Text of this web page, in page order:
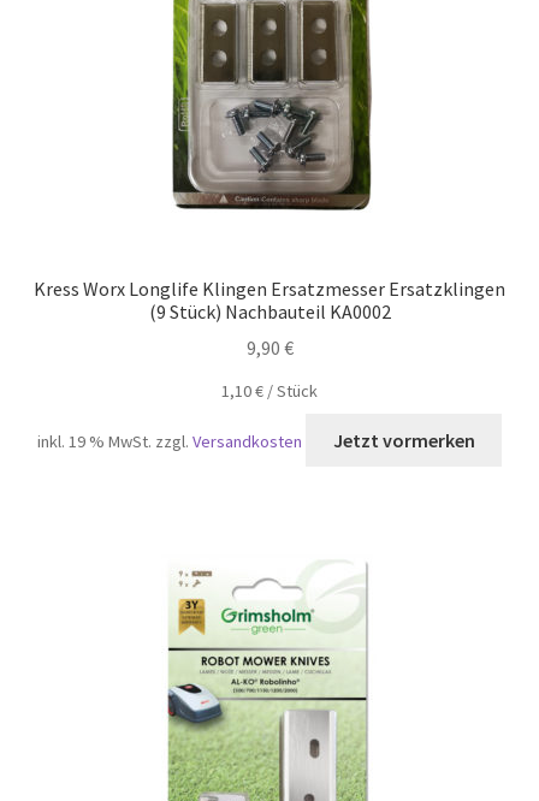
Kress Worx Longlife Klingen Ersatzmesser Ersatzklingen
(9 Stück) Nachbauteil KA0002
9,90 €
1,10€ /Stück
inkl. 19 % MwSt. zzgl. Versandkosten